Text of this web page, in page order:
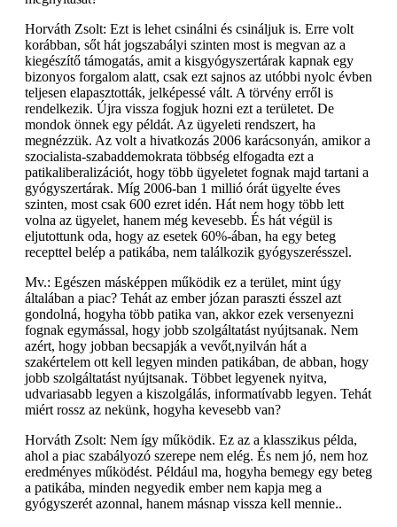
Horváth Zsolt: Ezt is lehet csinálni és csináljuk is. Erre volt
korábban, sőt hát jogszabályi szinten most is megvan az a
kiegészítő támogatás, amit a kisgyógyszertárak kapnak egy
bizonyos forgalom alatt, csak ezt sajnos az utóbbi nyolc évben
teljesen elapasztották, jelképessé vált. A törvény erről is
rendelkezik. Újra vissza fogjuk hozni ezt a területet. De
mondok önnek egy példát. Az ügyeleti rendszert, ha
megnézzük. Az volt a hivatkozás 2006 karácsonyán, amikor a
szocialista-szabaddemokrata többség elfogadta ezt a
patikaliberalizációt, hogy több ügyeletet fognak majd tartani a
gyógyszertárak. Míg 2006-ban 1 millió órát ügyelte éves
szinten, most csak 600 ezret idén. Hát nem hogy több lett
volna az ügyelet, hanem még kevesebb. És hát végül is
eljutottunk oda, hogy az esetek 60%-ában, ha egy beteg
recepttel belép a patikába, nem találkozik gyógyszerésszel.
Mv.: Egészen másképpen működik ez a terület, mint úgy
általában a piac? Tehát az ember józan paraszti ésszel azt
gondolná, hogyha több patika van, akkor ezek versenyezni
fognak egymással, hogy jobb szolgáltatást nyújtsanak. Nem
azért, hogy jobban becsapják a vevőt,nyilván hát a
szakértelem ott kell legyen minden patikában, de abban, hogy
jobb szolgáltatást nyújtsanak. Többet legyenek nyitva,
udvariasabb legyen a kiszolgálás, informatívabb legyen. Tehát
miért rossz az nekünk, hogyha kevesebb van?
Horváth Zsolt: Nem így működik. Ez az a klasszikus példa,
ahol a piac szabályozó szerepe nem elég. És nem jó, nem hoz
eredményes működést. Például ma, hogyha bemegy egy beteg
a patikába, minden negyedik ember nem kapja meg a
gyógyszerét azonnal, hanem másnap vissza kell mennie..